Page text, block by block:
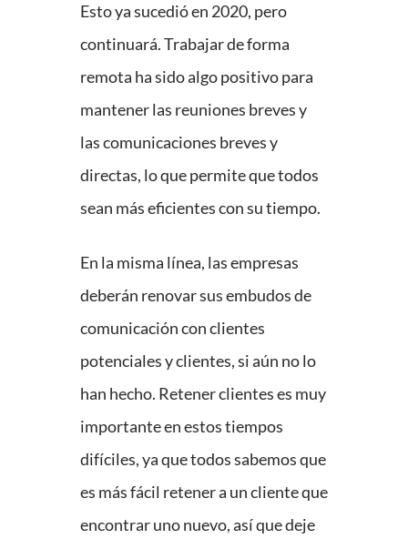
Esto ya sucedió en 2020, pero
continuará. Trabajar de forma
remota ha sido algo positivo para
mantener las reuniones breves y
las comunicaciones breves y
directas, lo que permite que todos
sean más eficientes con su tiempo.
En la misma línea, las empresas
deberán renovar sus embudos de
comunicación con clientes
potenciales y clientes, si aún no lo
han hecho. Retener clientes es muy
importante en estos tiempos
difíciles, ya que todos sabemos que
es más fácil retener a un cliente que
encontrar uno nuevo, así que deje